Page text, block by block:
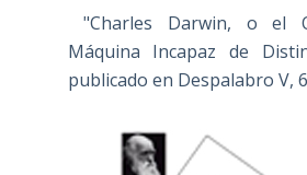
"Charles Darwin, o el
Máquina Incapaz de
publicado en Despalabro V,